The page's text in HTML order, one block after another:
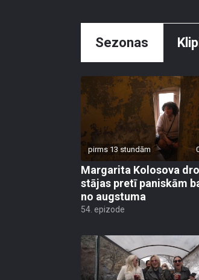
Sezonas
pirms 13 stundām
Margarita Kolosova
stājas pretī paniskām
no augstuma
54. epizode